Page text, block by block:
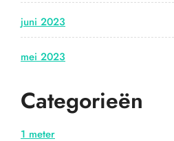
juni 2023
mei 2023
Categorieën
1 meter